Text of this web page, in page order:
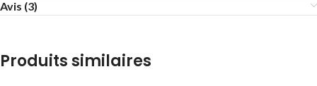
Avis (3)
Produits similaires